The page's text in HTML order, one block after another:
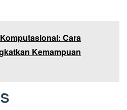
Cara
Kemampuan